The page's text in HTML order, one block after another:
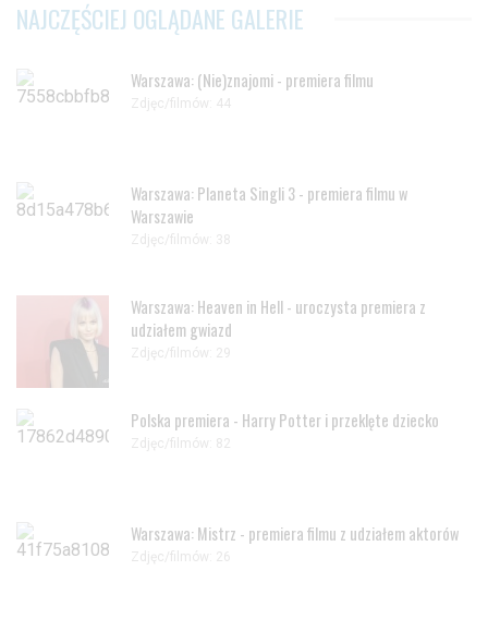
NAJCZĘŚCIEJ OGLĄDANE GALERIE
Warszawa: (Nie)znajomi - premiera filmu
Zdjęc/filmów: 44
Warszawa: Planeta Singli 3 - premiera filmu w
Warszawie
Zdjęc/filmów: 38
Warszawa: Heaven in Hell - uroczysta premiera z
udziałem gwiazd
Zdjęc/filmów: 29
Polska premiera - Harry Potter i przeklęte dziecko
Zdjęc/filmów: 82
Warszawa: Mistrz - premiera filmu z udziałem aktorów
Zdjęc/filmów: 26